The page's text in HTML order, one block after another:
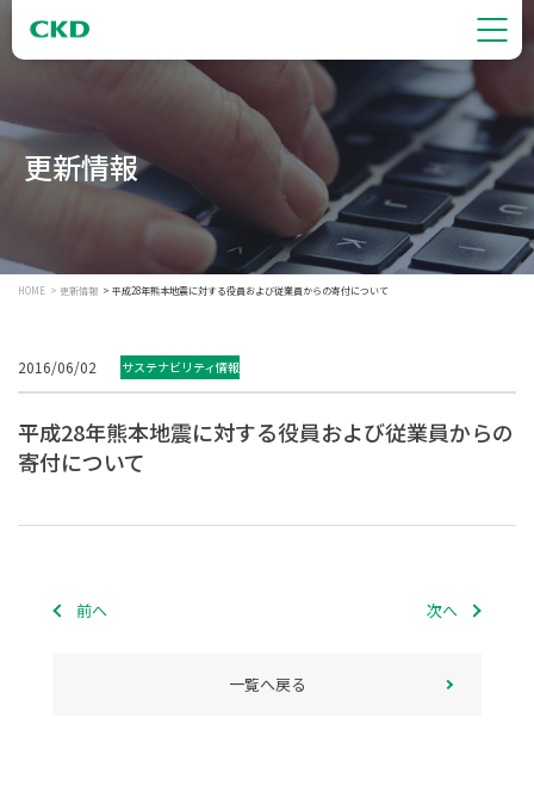
更新情報
HOME 更新情報 平成28年熊本地震に対する役員および従業員からの寄付について
2016/06/02 サステナビリティ情報
平成28年熊本地震に対する役員および従業員からの
寄付について
前へ 次へ
一覧へ戻る